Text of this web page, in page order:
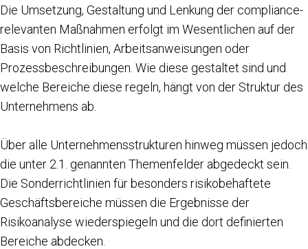
Die Umsetzung, Gestaltung und Lenkung der compliance-
relevanten Maßnahmen erfolgt im Wesentlichen auf der
Basis von Richtlinien, Arbeitsanweisungen oder
Prozessbeschreibungen. Wie diese gestaltet sind und
welche Bereiche diese regeln, hängt von der Struktur des
Unternehmens ab.
Über alle Unternehmensstrukturen hinweg müssen jedoch
die unter 2.1. genannten Themenfelder abgedeckt sein.
Die Sonderrichtlinien für besonders risikobehaftete
Geschäftsbereiche müssen die Ergebnisse der
Risikoanalyse wiederspiegeln und die dort definierten
Bereiche abdecken.